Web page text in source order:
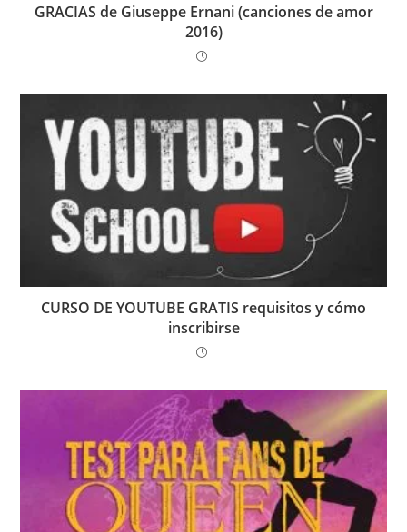
GRACIAS de Giuseppe Ernani (canciones de amor
2016)
CURSO DE YOUTUBE GRATIS requisitos y cómo
inscribirse